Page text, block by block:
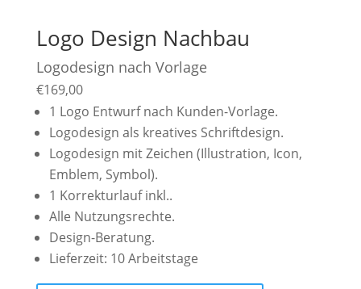
Logo Design Nachbau
Logodesign nach Vorlage
€169,00
1 Logo Entwurf nach Kunden-Vorlage.
Logodesign als kreatives Schriftdesign.
Logodesign mit Zeichen (Illustration, Icon,
Emblem, Symbol).
1 Korrekturlauf inkl..
Alle Nutzungsrechte.
Design-Beratung.
Lieferzeit: 10 Arbeitstage